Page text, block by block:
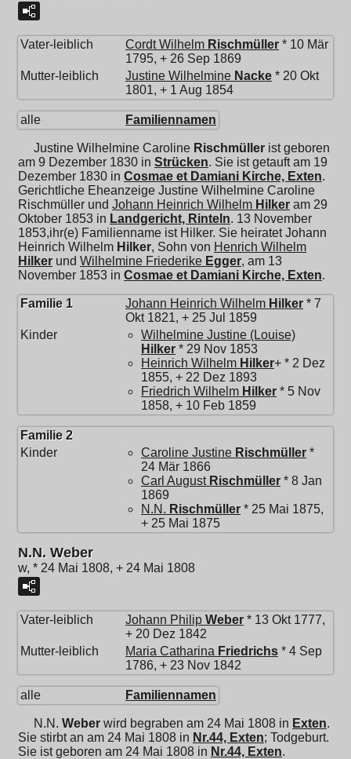
Vater-leiblich Cordt Wilhelm Rischmüller * 10 Mär
1795, + 26 Sep 1869
Mutter-leiblich
Justine Wilhelmine Nacke * 20 Okt
1801, + 1 Aug 1854
alle Familiennamen
Justine Wilhelmine Caroline Rischmüller ist geboren
am 9 Dezember 1830 in Strücken. Sie ist getauft am 19
Dezember 1830 in Cosmae et Damiani Kirche, Exten.
Gerichtliche Eheanzeige Justine Wilhelmine Caroline
Rischmüller und Johann Heinrich Wilhelm Hilker am 29
Oktober 1853 in Landgericht, Rinteln. 13 November
1853,ihr(e) Familienname ist Hilker. Sie heiratetJohann
Heinrich Wilhelm Hilker, Sohn von Henrich Wilhelm
Hilker und Wilhelmine Friederike Egger, am 13
November 1853 in Cosmae et Damiani Kirche, Exten.
Familie 1 Johann Heinrich Wilhelm Hilker * 7
Okt 1821, + 25 Jul 1859
Kinder
Wilhelmine Justine (Louise)
Hilker * 29 Nov 1853
Heinrich Wilhelm Hilker+ * 2 Dez
1855, + 22 Dez 1893
Friedrich Wilhelm Hilker * 5 Nov
1858, + 10 Feb 1859
Familie 2
Kinder
Caroline Justine Rischmüller *
24 Mär 1866
Carl August Rischmüller * 8 Jan
1869
N.N. Rischmüller * 25 Mai 1875,
+ 25 Mai 1875
N.N. Weber
w, * 24 Mai 1808, + 24 Mai 1808
Vater-leiblich Johann Philip Weber * 13 Okt 1777,
+ 20 Dez 1842
Mutter-leiblich
Maria Catharina Friedrichs * 4 Sep
1786, + 23 Nov 1842
alle Familiennamen
N.N. Weber wird begraben am 24 Mai 1808 in Exten.
Sie stirbt an am 24 Mai 1808 in Nr.44, Exten; Todgeburt.
Sie ist geboren am 24 Mai 1808 in Nr.44, Exten.